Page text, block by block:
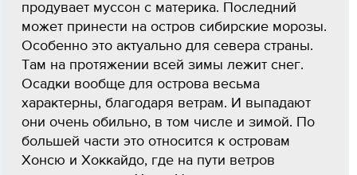
продувает муссон с материка. Последний
может принести на остров сибирские морозы.
Особенно это актуально для севера страны.
Там на протяжении всей зимы лежит снег.
Осадки вообще для острова весьма
характерны, благодаря ветрам. И выпадают
они очень обильно, в том числе и зимой. По
большей части это относится к островам
Хонсю и Хоккайдо, где на пути ветров